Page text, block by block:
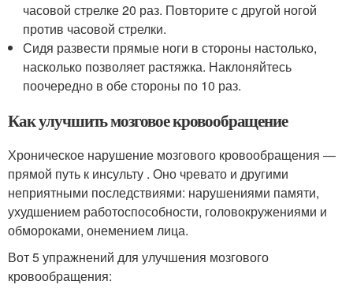
часовой стрелке 20 раз. Повторите с другой ногой
против часовой стрелки.
Сидя развести прямые ноги в стороны настолько,
насколько позволяет растяжка. Наклоняйтесь
поочередно в обе стороны по 10 раз.
Как улучшить мозговое кровообращение
Хроническое нарушение мозгового кровообращения —
прямой путь к инсульту . Оно чревато и другими
неприятными последствиями: нарушениями памяти,
ухудшением работоспособности, головокружениями и
обмороками, онемением лица.
Вот 5 упражнений для улучшения мозгового
кровообращения: